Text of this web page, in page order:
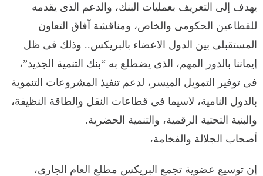
يهدف إلى التعريف بعمليات البنك، والدعم الذى يقدمه
للقطاعين الحكومى والخاص، ومناقشة آفاق التعاون
المستقبلى بين الدول الاعضاء بالبريكس.. وذلك فى ظل
إيماننا بالدور المهم، الذى يضطلع به “بنك التنمية الجديد”،
فى توفير التمويل الميسر، لدعم تنفيذ المشروعات التنموية
بالدول النامية، لاسيما فى قطاعات النقل والطاقة النظيفة،
والبنية التحتية الرقمية، والتنمية الحضرية.
أصحاب الجلالة والفخامة،
إن توسيع عضوية تجمع البريكس مطلع العام الجارى،